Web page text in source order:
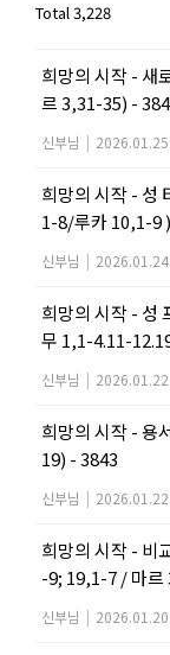
Total 3,228
희망의 시작 - 새
르 3,31-35) -
신부님 | 2026.01.25
희망의 시작 - 성
1-8/루카 10,1-9
신부님 | 2026.01.24
희망의 시작 - 성
무 1,1-4.11-
신부님 | 2026.01.22
희망의 시작 - 용
19) - 3843
신부님 | 2026.01.22
희망의 시작 - 비
-9; 19,1-7 / 마
신부님 | 2026.01.20